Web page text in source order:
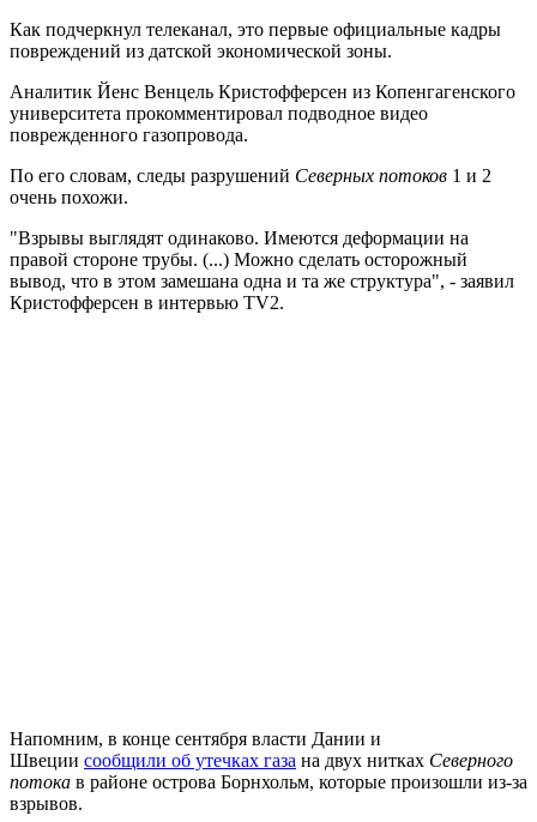
Как подчеркнул телеканал, это первые официальные кадры
повреждений из датской экономической зоны.
Аналитик Йенс Венцель Кристофферсен из Копенгагенского
университета прокомментировал подводное видео
поврежденного газопровода.
По его словам, следы разрушений Северных потоков 1 и 2
очень похожи.
"Взрывы выглядят одинаково. Имеются деформации на
правой стороне трубы. (...) Можно сделать осторожный
вывод, что в этом замешана одна и та же структура", - заявил
Кристофферсен в интервью TV2.
Напомним, в конце сентября власти Дании и
Швеции сообщили об утечках газа на двух нитках Северного
потока в районе острова Борнхольм, которые произошли из-за
взрывов.